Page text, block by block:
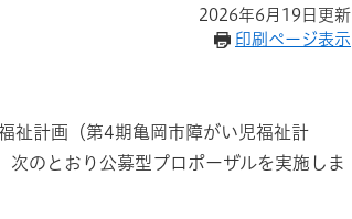
2026年6月19日更新
印刷ページ表示
祉計画（第4期亀岡市障がい児福祉計
のとおり公募型プロポーザルを実施しま